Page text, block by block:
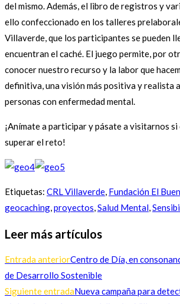
del mismo. Además, el libro de registros y
ello confeccionado en los talleres
Villaverde, que los participantes se pueden
encuentran el caché. El juego permite, por
conocer nuestro recurso y la labor que
definitiva, una visión más positiva y realista
personas con enfermedad mental.
¡Anímate a participar y pásate a visitarnos si
superar el reto!
Etiquetas: CRL Villaverde, Fundación El
geocaching,proyectos,Salud Mental,
Leer más artículos
Entrada anteriorCentro de Día, en
de Desarrollo Sostenible
Siguiente entradaNueva campaña para